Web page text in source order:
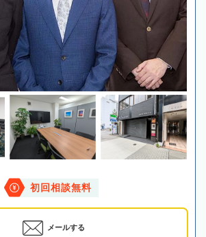
初回相談無料
メールする